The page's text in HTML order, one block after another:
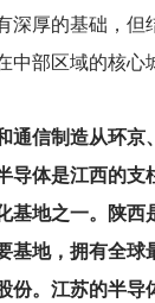
深厚的基础，但
中部区域的核心
通信制造从环京
导体是江西的支
基地之一。陕西
基地，拥有全球
份。江苏的半导